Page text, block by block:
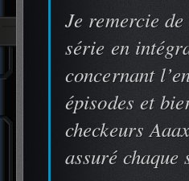
Je remercie
série en
concernant
épisodes et
checkeurs
assuré chaque